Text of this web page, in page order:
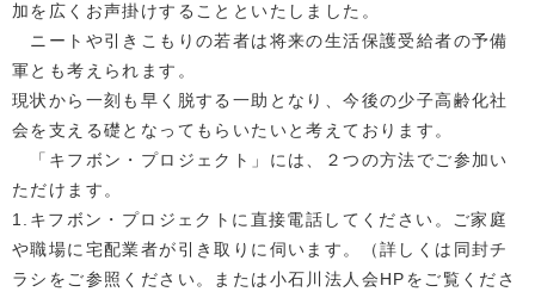
加を広くお声掛けすることといたしました。
ニートや引きこもりの若者は将来の生活保護受給者の予備
軍とも考えられます。
現状から一刻も早く脱する一助となり、今後の少子高齢化社
会を支える礎となってもらいたいと考えております。
「キフボン・プロジェクト」には、２つの方法でご参加い
ただけます。
1.キフボン・プロジェクトに直接電話してください。ご家庭
や職場に宅配業者が引き取りに伺います。（詳しくは同封チ
ラシをご参照ください。または小石川法人会HPをご覧くださ